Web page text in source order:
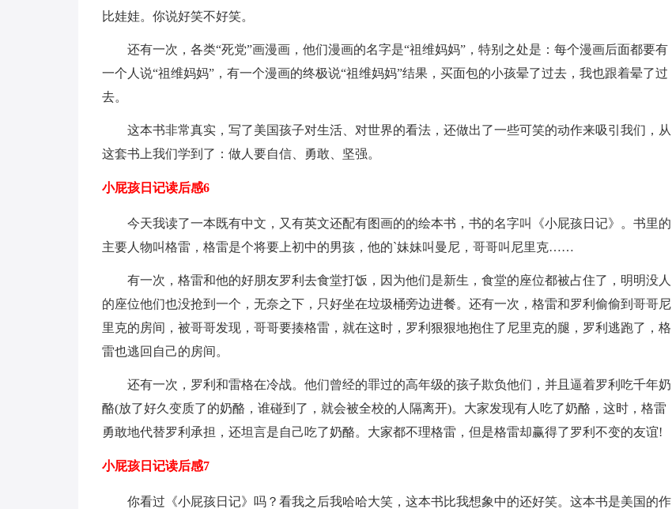
比娃娃。你说好笑不好笑。
还有一次，各类“死党”画漫画，他们漫画的名字是“祖维妈妈”，特别之处是：每个漫画后面都要有
一个人说“祖维妈妈”，有一个漫画的终极说“祖维妈妈”结果，买面包的小孩晕了过去，我也跟着晕了过
去。
这本书非常真实，写了美国孩子对生活、对世界的看法，还做出了一些可笑的动作来吸引我们，从
这套书上我们学到了：做人要自信、勇敢、坚强。
小屁孩日记读后感6
今天我读了一本既有中文，又有英文还配有图画的的绘本书，书的名字叫《小屁孩日记》。书里的
主要人物叫格雷，格雷是个将要上初中的男孩，他的`妹妹叫曼尼，哥哥叫尼里克……
有一次，格雷和他的好朋友罗利去食堂打饭，因为他们是新生，食堂的座位都被占住了，明明没人
的座位他们也没抢到一个，无奈之下，只好坐在垃圾桶旁边进餐。还有一次，格雷和罗利偷偷到哥哥尼
里克的房间，被哥哥发现，哥哥要揍格雷，就在这时，罗利狠狠地抱住了尼里克的腿，罗利逃跑了，格
雷也逃回自己的房间。
还有一次，罗利和雷格在冷战。他们曾经的罪过的高年级的孩子欺负他们，并且逼着罗利吃千年奶
酪(放了好久变质了的奶酪，谁碰到了，就会被全校的人隔离开)。大家发现有人吃了奶酪，这时，格雷
勇敢地代替罗利承担，还坦言是自己吃了奶酪。大家都不理格雷，但是格雷却赢得了罗利不变的友谊!
小屁孩日记读后感7
你看过《小屁孩日记》吗？看我之后我哈哈大笑，这本书比我想象中的还好笑。这本书是美国的作